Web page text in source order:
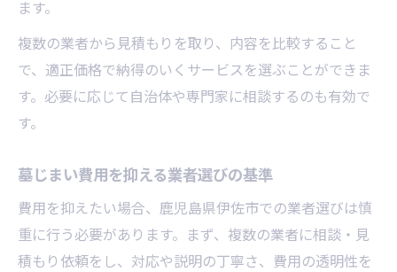
ます。
複数の業者から見積もりを取り、内容を比較すること
で、適正価格で納得のいくサービスを選ぶことができま
す。必要に応じて自治体や専門家に相談するのも有効で
す。
墓じまい費用を抑える業者選びの基準
費用を抑えたい場合、鹿児島県伊佐市での業者選びは慎
重に行う必要があります。まず、複数の業者に相談・見
積もり依頼をし、対応や説明の丁寧さ、費用の透明性を